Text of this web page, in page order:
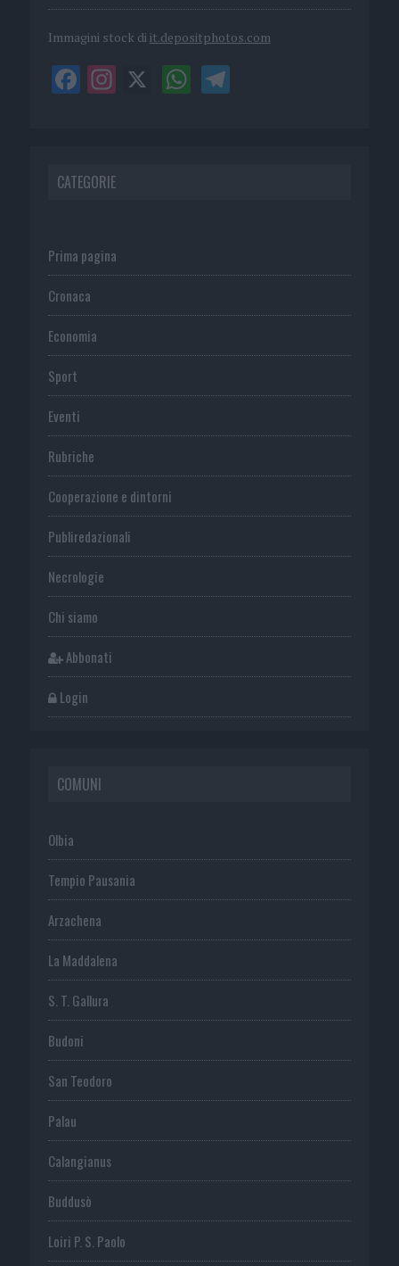
Immagini stock di it.depositphotos.com
CATEGORIE
Prima pagina
Cronaca
Economia
Sport
Eventi
Rubriche
Cooperazione e dintorni
Publiredazionali
Necrologie
Chi siamo
Abbonati
Login
COMUNI
Olbia
Tempio Pausania
Arzachena
La Maddalena
S. T. Gallura
Budoni
San Teodoro
Palau
Calangianus
Buddusò
Loiri P. S. Paolo